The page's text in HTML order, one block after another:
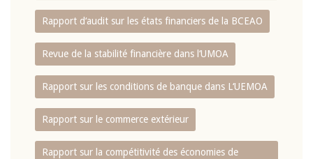
Rapport d‘audit sur les états financiers de la BCEAO
Revue de la stabilité financière dans l‘UMOA
Rapport sur les conditions de banque dans L‘UEMOA
Rapport sur le commerce extérieur
Rapport sur la compétitivité des économies de